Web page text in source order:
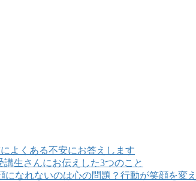
よくある不安にお答えします
講生さんにお伝えした3つのこと
になれないのは心の問題？行動が笑顔を変